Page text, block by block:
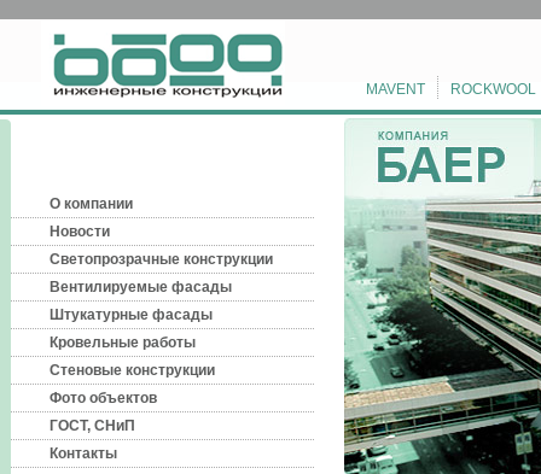
MAVENT ROCKWOOL
О компании
Новости
Светопрозрачные конструкции
Вентилируемые фасады
Штукатурные фасады
Кровельные работы
Стеновые конструкции
Фото объектов
ГОСТ, СНиП
Контакты